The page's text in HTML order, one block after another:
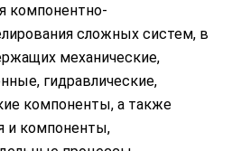
компонентно-
сложных систем, в
механические,
гидравлические,
компоненты, а также
и компоненты,